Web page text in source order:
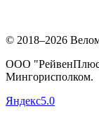
© 2018–2026
ООО
Мингорисполком.
Яндекс5.0